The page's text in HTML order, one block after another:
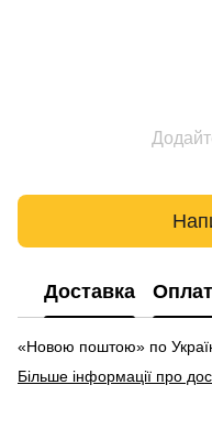
Доставка
«Новою поштою» по
Більше інформації про